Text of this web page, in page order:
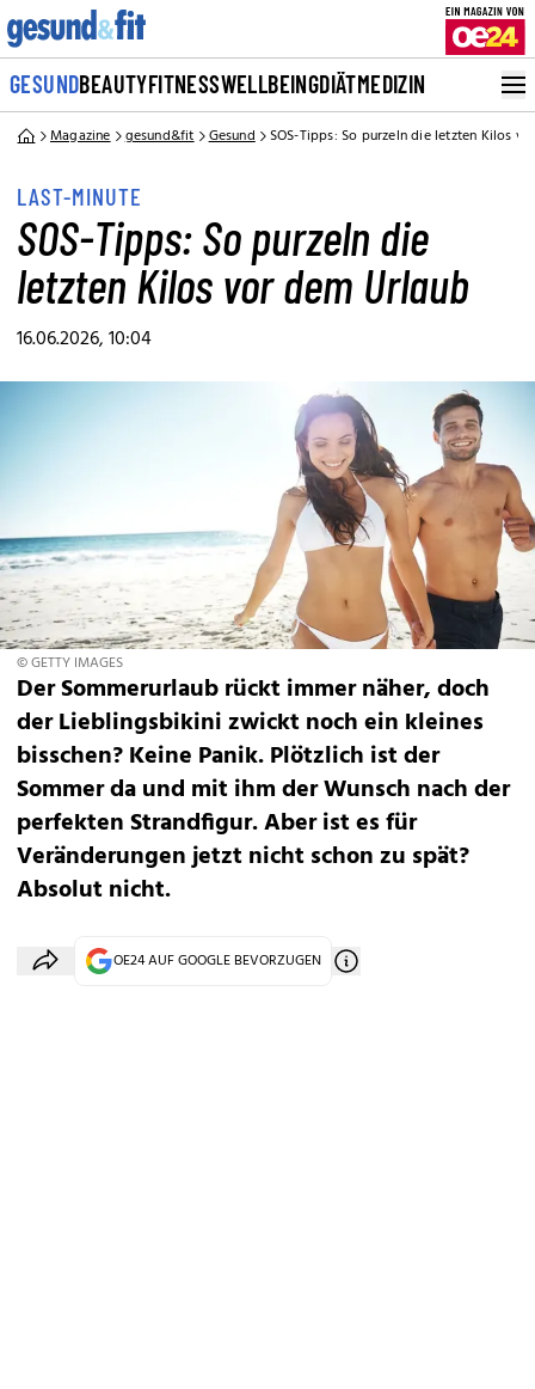
GESUNDBEAUTYFITNESSWELLBEINGDIÄTMEDIZIN
Magazine gesund&fit Gesund SOS-Tipps: So purzeln die letzten Kilos
LAST-MINUTE
SOS-Tipps: So purzeln die
letzten Kilos vor dem Urlaub
16.06.2026, 10:04
© GETTY IMAGES
Der Sommerurlaub rückt immer näher, doch
der Lieblingsbikini zwickt noch ein kleines
bisschen? Keine Panik. Plötzlich ist der
Sommer da und mit ihm der Wunsch nach der
perfekten Strandfigur. Aber ist es für
Veränderungen jetzt nicht schon zu spät?
Absolut nicht.
OE24 AUF GOOGLE BEVORZUGEN